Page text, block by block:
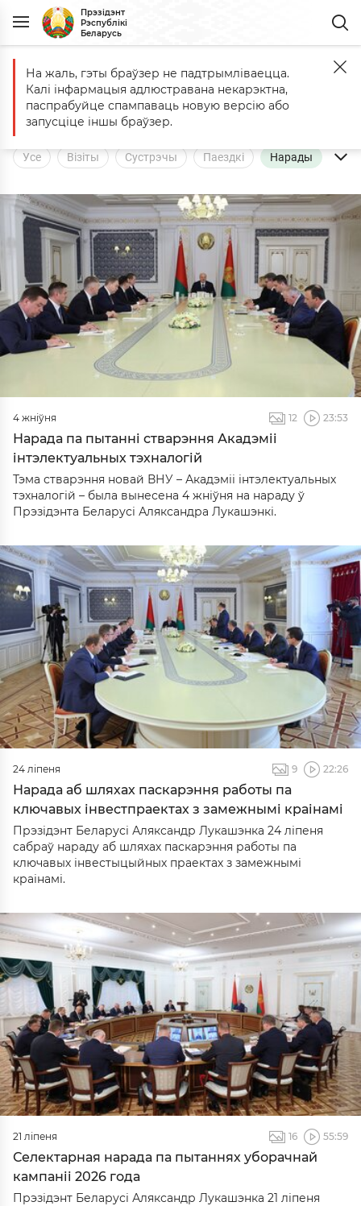
Прэзідэнт
Рэспублікі
Беларусь
Галоўная Падзеі Нарады
Падзеі
Усе Візіты Сустрэчы Паездкі Нарады
Выступленні Інтэрв'ю Кадры Узнагароды
Каментарыі Віншаванні Спачуванні
Цырымоніі Іншыя падзеі
4 жніўня 12 23:53
Нарада па пытанні стварэння Акадэміі
інтэлектуальных тэхналогій
Тэма стварэння новай ВНУ – Акадэміі інтэлектуальных
тэхналогій – была вынесена 4 жніўня на нараду ў
Прэзідэнта Беларусі Аляксандра Лукашэнкі.
24 ліпеня 9 22:26
Нарада аб шляхах паскарэння работы па
ключавых інвестпраектах з замежнымі краінамі
Прэзідэнт Беларусі Аляксандр Лукашэнка 24 ліпеня
сабраў нараду аб шляхах паскарэння работы па
ключавых інвестыцыйных праектах з замежнымі
краінамі.
21 ліпеня 16 55:59
Селектарная нарада па пытаннях уборачнай
кампаніі 2026 года
Прэзідэнт Беларусі Аляксандр Лукашэнка 21 ліпеня
На жаль, гэты браўзер не падтрымліваецца.
Калі інфармацыя адлюстравана некарэктна,
паспрабуйце спампаваць новую версію або
запусціце іншы браўзер.